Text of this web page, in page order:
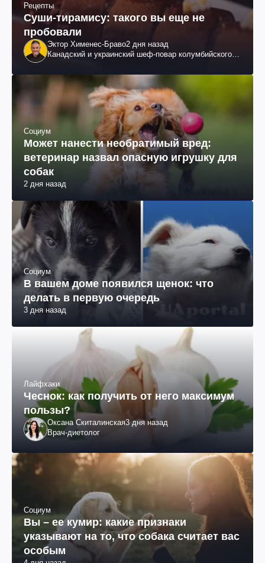
Рецепты
Суши-тирамису: такого вы еще не
пробовали
Эктор Хименес-Браво2 дня назад
Канадский и украинский шеф-повар колумбийского
Социум
Может нанести необратимый вред:
ветеринар назвал опасную игрушку для
собак
2 дня назад
Социум
В вашем доме появился щенок: что
делать в первую очередь
3 дня назад
Лайфхаки
Чеснок: как получить от него максимум
пользы?
Оксана Скиталинская3 дня назад
Врач-диетолог
Социум
Вы – ее кумир: какие признаки
указывают на то, что собака считает вас
особым